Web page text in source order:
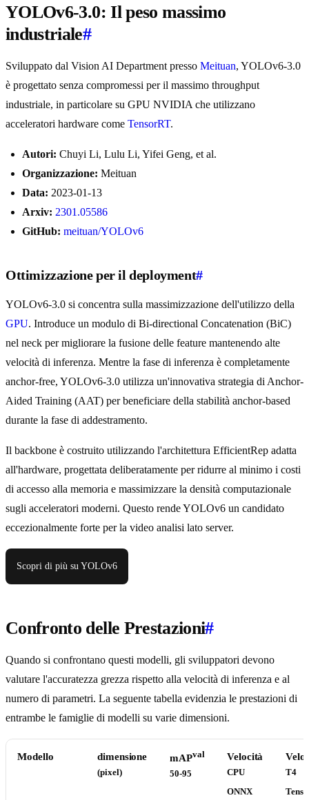
YOLOv6-3.0: Il peso massimo
industriale#
Sviluppato dal Vision AI Department presso Meituan, YOLOv6-3.0
è progettato senza compromessi per il massimo throughput
industriale, in particolare su GPU NVIDIA che utilizzano
acceleratori hardware come TensorRT.
Autori: Chuyi Li, Lulu Li, Yifei Geng, et al.
Organizzazione: Meituan
Data: 2023-01-13
Arxiv: 2301.05586
GitHub: meituan/YOLOv6
Ottimizzazione per il deployment#
YOLOv6-3.0 si concentra sulla massimizzazione dell'utilizzo della
GPU. Introduce un modulo di Bi-directional Concatenation (BiC)
nel neck per migliorare la fusione delle feature mantenendo alte
velocità di inferenza. Mentre la fase di inferenza è completamente
anchor-free, YOLOv6-3.0 utilizza un'innovativa strategia di Anchor-
Aided Training (AAT) per beneficiare della stabilità anchor-based
durante la fase di addestramento.
Il backbone è costruito utilizzando l'architettura EfficientRep adatta
all'hardware, progettata deliberatamente per ridurre al minimo i costi
di accesso alla memoria e massimizzare la densità computazionale
sugli acceleratori moderni. Questo rende YOLOv6 un candidato
eccezionalmente forte per la video analisi lato server.
Scopri di più su YOLOv6
Confronto delle Prestazioni#
Quando si confrontano questi modelli, gli sviluppatori devono
valutare l'accuratezza grezza rispetto alla velocità di inferenza e al
numero di parametri. La seguente tabella evidenzia le prestazioni di
entrambe le famiglie di modelli su varie dimensioni.
Modello dimensione
(pixel)
mAPval
50-95
Velocità
CPU
ONNX
T4